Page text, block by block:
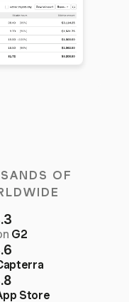
OF
G2
Store